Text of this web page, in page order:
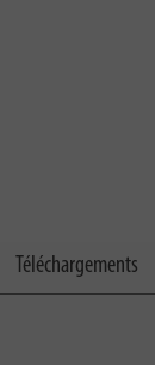
Téléchargements